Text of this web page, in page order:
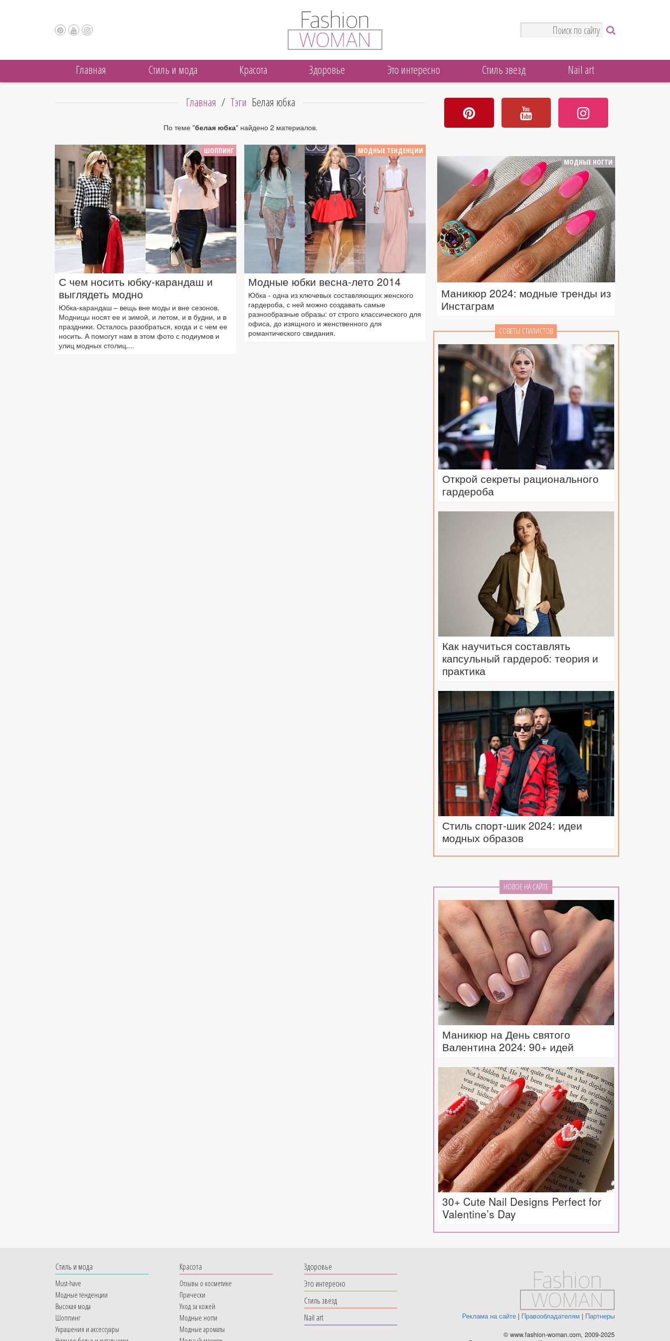
Главная Cтиль и мода Красота Здоровье Это интересно Стиль звезд Nail art
Главная / Тэги Белая юбка
По теме "белая юбка" найдено 2 материалов.
ШОППИНГ
С чем носить юбку-карандаш и
выглядеть модно
Юбка-карандаш – вещь вне моды и вне сезонов.
Модницы носят ее и зимой, и летом, и в будни, и в
праздники. Осталось разобраться, когда и с чем ее
носить. А помогут нам в этом фото с подиумов и
улиц модных столиц....
МОДНЫЕ ТЕНДЕНЦИИ
Модные юбки весна-лето 2014
Юбка - одна из ключевых составляющих женского
гардероба, с ней можно создавать самые
разнообразные образы: от строго классического для
офиса, до изящного и женственного для
романтического свидания.
МОДНЫЕ НОГТИ
Маникюр 2024: модные тренды из
Инстаграм
СОВЕТЫ СТИЛИСТОВ
Открой секреты рационального
гардероба
Как научиться составлять
капсульный гардероб: теория и
практика
Стиль спорт-шик 2024: идеи
модных образов
НОВОЕ НА САЙТЕ
Маникюр на День святого
Валентина 2024: 90+ идей
30+ Cute Nail Designs Perfect for
Valentine’s Day
Cтиль и мода
Must-have
Модные тенденции
Высокая мода
Шоппинг
Украшения и аксессуары
Красота
Отзывы о косметике
Прически
Уход за кожей
Модные ногти
Модные ароматы
Здоровье
Это интересно
Стиль звезд
Nail art
Реклама на сайте| Правообладателям | Партнеры
© www.fashion-woman.com, 2009-2025